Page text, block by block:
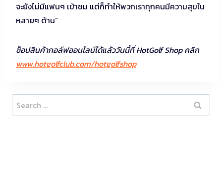
จะยังไม่มีแฟนๆ เข้าชม แต่ก็ทำให้พวกเราทุกคนมีความสุขใน
หลายๆ ด้าน”
ช็อปสินค้ากอล์ฟออนไลน์ได้แล้ววันนี้ที่ HotGolf Shop คลิก
www.hotgolfclub.com/hotgolfshop
Search
for: